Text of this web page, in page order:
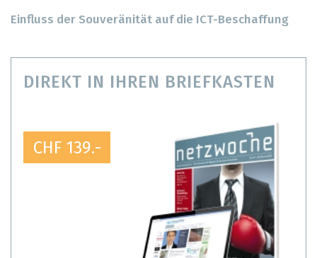
Einfluss der Souveränität auf die ICT-Beschaffung
DIREKT IN IHREN BRIEFKASTEN
CHF 139.-